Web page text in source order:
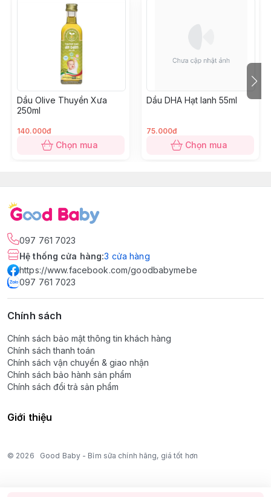
Dầu Olive Thuyền Xưa
250ml
140.000đ
Chọn mua
Dầu DHA Hạt lanh 55ml
75.000đ
Chọn mua
097 761 7023
Hệ thống cửa hàng:3 cửa hàng
https://www.facebook.com/goodbabymebe
097 761 7023
Chính sách
Chính sách bảo mật thông tin khách hàng
Chính sách thanh toán
Chính sách vận chuyển & giao nhận
Chính sách bảo hành sản phẩm
Chính sách đổi trả sản phẩm
Giới thiệu
© 2026 Good Baby - Bỉm sữa chính hãng, giá tốt hơn